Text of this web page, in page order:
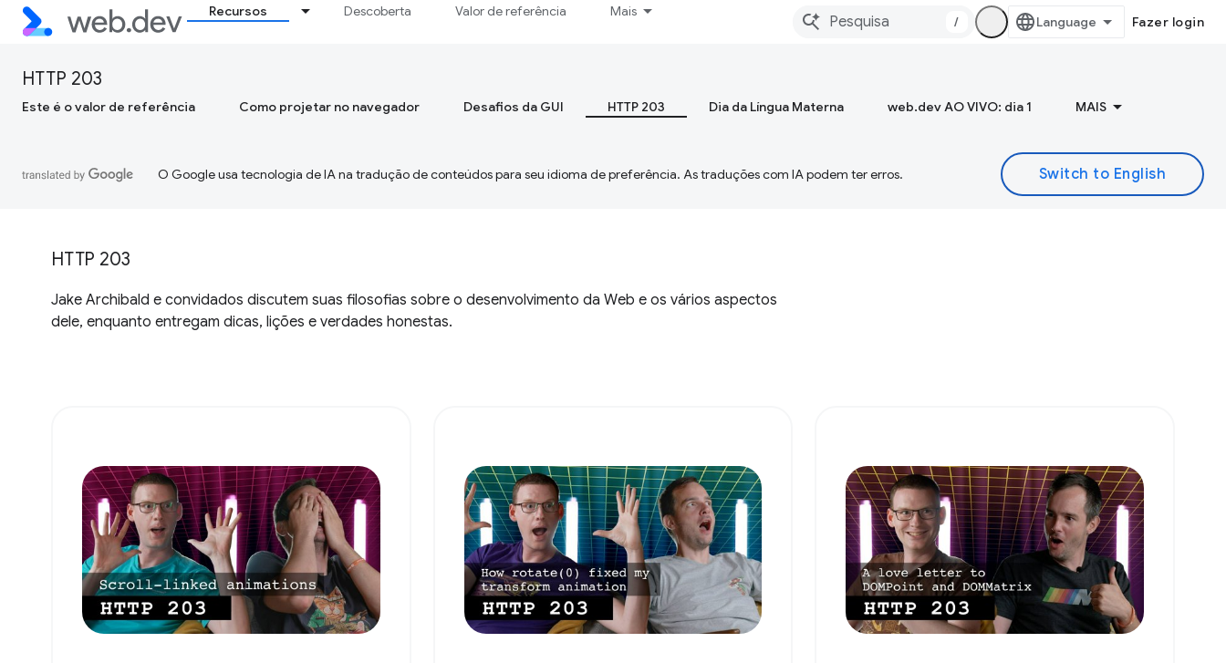
Recursos Descoberta Valor de referência Mais
/ Fazer login
HTTP 203
Este é o valor de referência Como projetar no navegador Desafios da GUI HTTP 203 Dia da Língua Materna web.dev AO VIVO: dia 1 MAIS
O Google usa tecnologia de IA na tradução de conteúdos para seu idioma de preferência. As traduções com IA podem ter erros.
HTTP 203
Jake Archibald e convidados discutem suas filosofias sobre o desenvolvimento da Web e os vários aspectos
dele, enquanto entregam dicas, lições e verdades honestas.